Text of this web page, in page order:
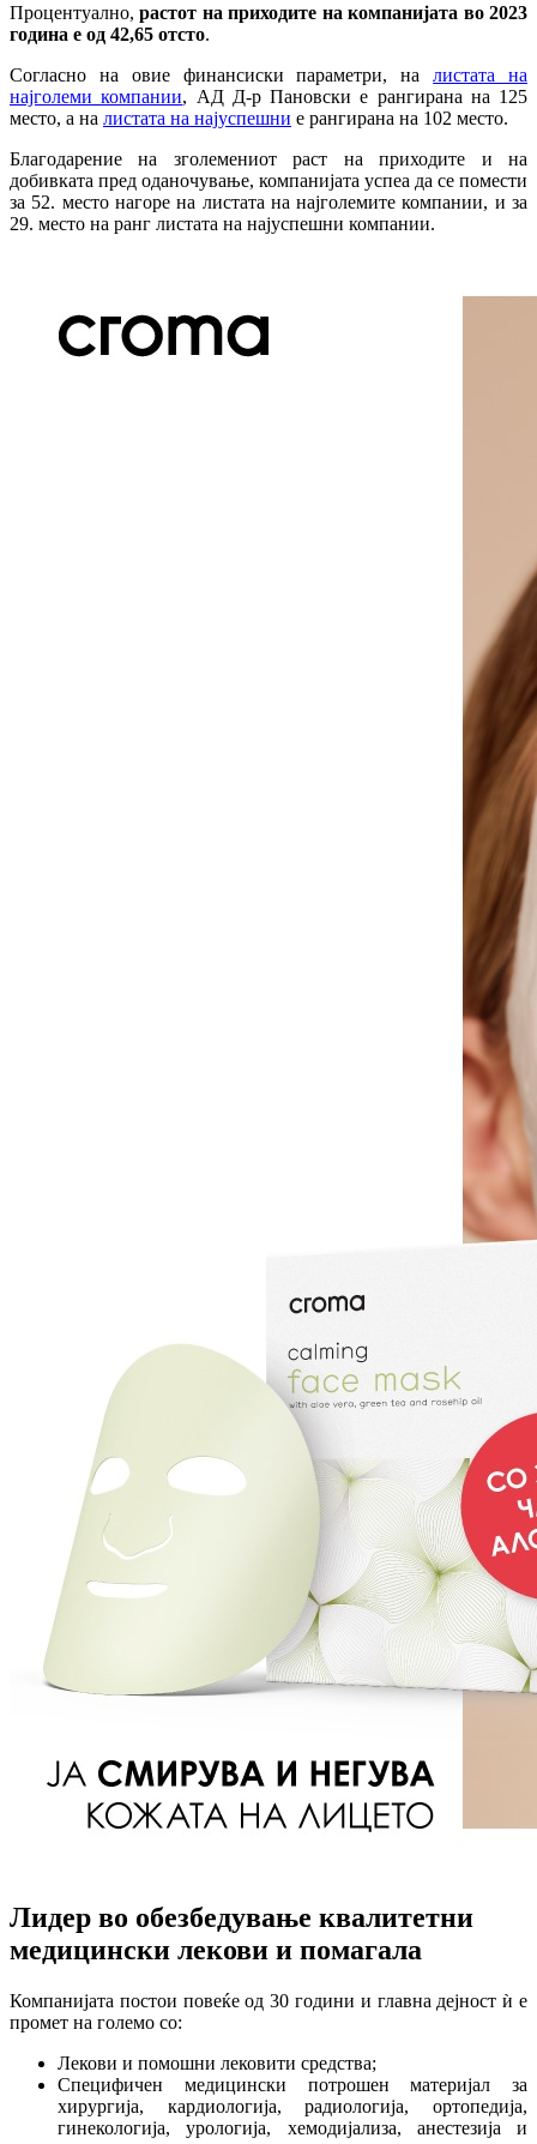
Процентуално,растот на приходите на компанијата во 2023
година е од 42,65 отсто.
Согласно на овие финансиски параметри, налистата на
најголеми компании, АД Д-р Пановски е рангирана на 125
место, а на листата на најуспешни е рангирана на 102 место.
Благодарение на зголемениот раст на приходите и на
добивката пред оданочување, компанијата успеа да се помести
за 52. место нагоре на листата на најголемите компании, и за
29. место на ранг листата на најуспешни компании.
Лидер во обезбедување квалитетни
медицински лекови и помагала
Компанијата постои повеќе од 30 години и главна дејност ѝ е
промет на големо со:
Лекови и помошни лековити средства;
Специфичен медицински потрошен материјал за
хирургија, кардиологија, радиологија, ортопедија,
гинекологија, урологија, хемодијализа, анестезија и